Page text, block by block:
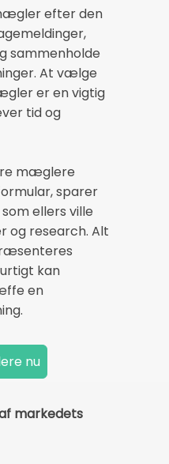
efter den
sammenholde
At vælge
er en vigtig
tid og
mæglere
sparer
ellers ville
og research. Alt
kan
en
markedets